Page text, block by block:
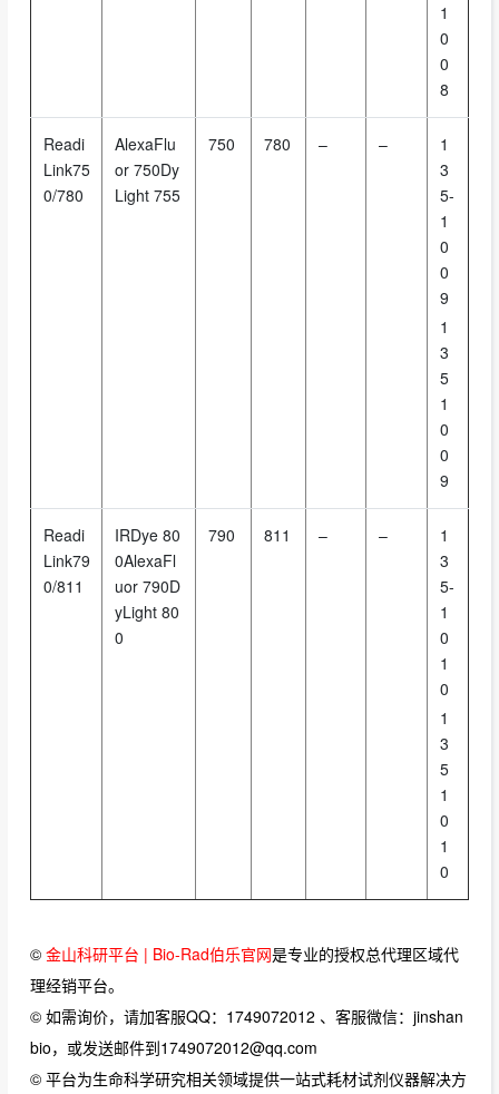
1
0
0
8
Readi
Link75
0/780
AlexaFlu
or 750Dy
Light 755
750 780 – –
1
3
5-
1
0
0
9
1
3
5
1
0
0
9
Readi
Link79
0/811
IRDye 80
0AlexaFl
uor 790D
yLight 80
0
790 811 – –
1
3
5-
1
0
1
0
1
3
5
1
0
1
0
© 金山科研平台 | Bio-Rad伯乐官网是专业的授权总代理区域代
理经销平台。
© 如需询价，请加客服QQ：1749072012 、客服微信：jinshan
bio，或发送邮件到1749072012@qq.com
© 平台为生命科学研究相关领域提供一站式耗材试剂仪器解决方